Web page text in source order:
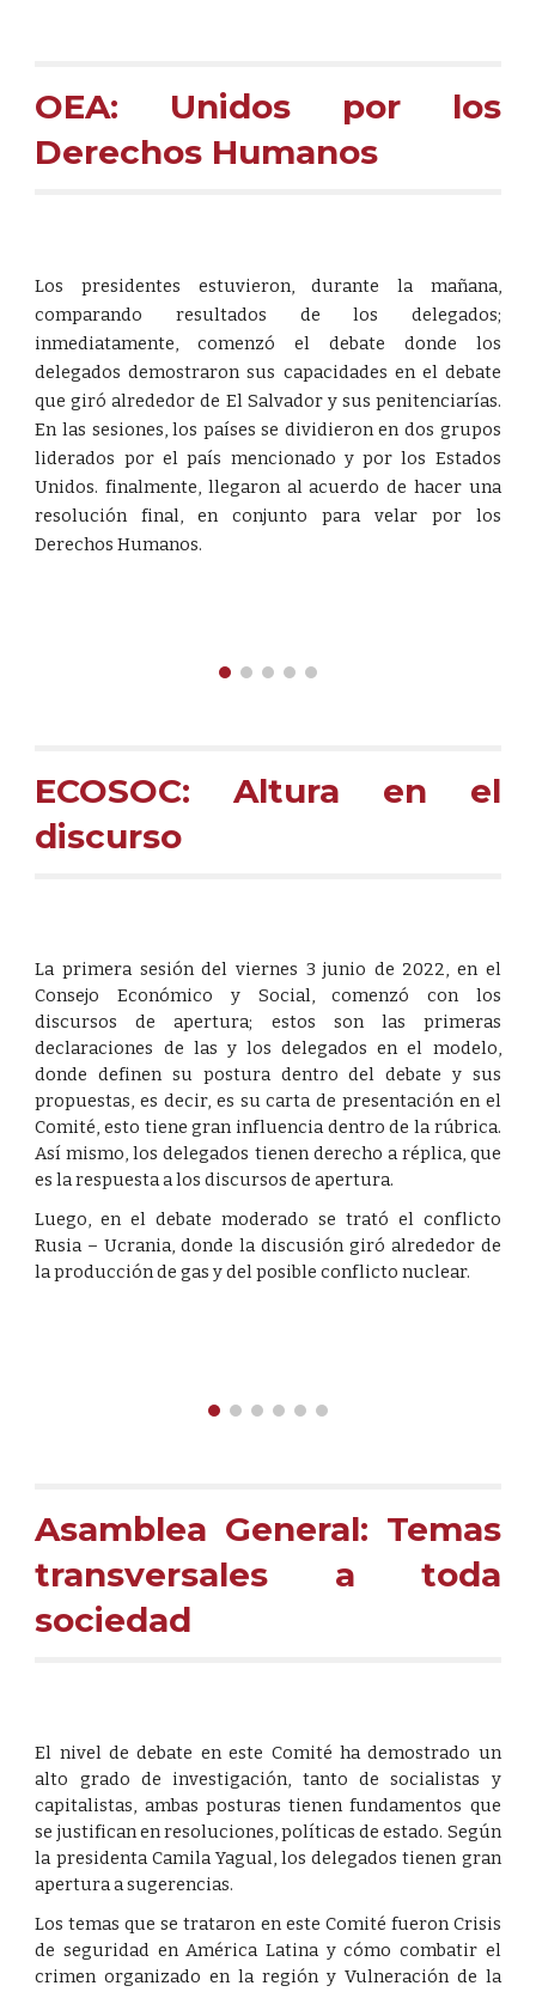
OEA: Unidos por los
Derechos Humanos
Los presidentes estuvieron, durante la mañana,
comparando resultados de los delegados;
inmediatamente, comenzó el debate donde los
delegados demostraron sus capacidades en el debate
que giró alrededor de El Salvador y sus penitenciarías.
En las sesiones, los países se dividieron en dos grupos
liderados por el país mencionado y por los Estados
Unidos. finalmente, llegaron al acuerdo de hacer una
resolución final, en conjunto para velar por los
Derechos Humanos.
ECOSOC: Altura en el
discurso
La primera sesión del viernes 3 junio de 2022, en el
Consejo Económico y Social, comenzó con los
discursos de apertura; estos son las primeras
declaraciones de las y los delegados en el modelo,
donde definen su postura dentro del debate y sus
propuestas, es decir, es su carta de presentación en el
Comité, esto tiene gran influencia dentro de la rúbrica.
Así mismo, los delegados tienen derecho a réplica, que
es la respuesta a los discursos de apertura.
Luego, en el debate moderado se trató el conflicto
Rusia – Ucrania, donde la discusión giró alrededor de
la producción de gas y del posible conflicto nuclear.
Asamblea General: Temas
transversales a toda
sociedad
El nivel de debate en este Comité ha demostrado un
alto grado de investigación, tanto de socialistas y
capitalistas, ambas posturas tienen fundamentos que
se justifican en resoluciones, políticas de estado. Según
la presidenta Camila Yagual, los delegados tienen gran
apertura a sugerencias.
Los temas que se trataron en este Comité fueron Crisis
de seguridad en América Latina y cómo combatir el
crimen organizado en la región y Vulneración de la